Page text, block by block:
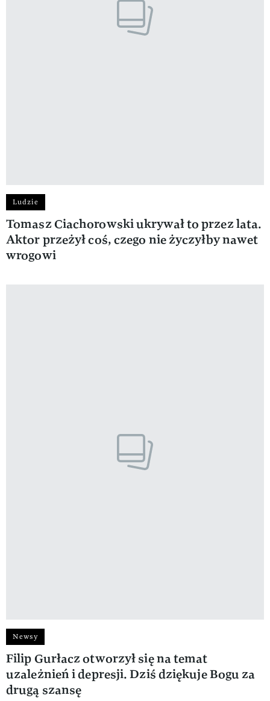
Ludzie
Tomasz Ciachorowski ukrywał to przez lata.
Aktor przeżył coś, czego nie życzyłby nawet
wrogowi
Newsy
Filip Gurłacz otworzył się na temat
uzależnień i depresji. Dziś dziękuje Bogu za
drugą szansę